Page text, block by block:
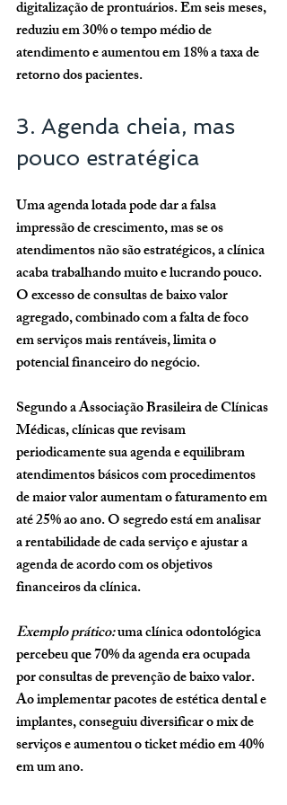
digitalização de prontuários. Em seis meses,
reduziu em 30% o tempo médio de
atendimento e aumentou em 18% a taxa de
retorno dos pacientes.
3. Agenda cheia, mas
pouco estratégica
Uma agenda lotada pode dar a falsa
impressão de crescimento, mas se os
atendimentos não são estratégicos, a clínica
acaba trabalhando muito e lucrando pouco.
O excesso de consultas de baixo valor
agregado, combinado com a falta de foco
em serviços mais rentáveis, limita o
potencial financeiro do negócio.
Segundo a Associação Brasileira de Clínicas
Médicas, clínicas que revisam
periodicamente sua agenda e equilibram
atendimentos básicos com procedimentos
de maior valor aumentam o faturamento em
até 25% ao ano. O segredo está em analisar
a rentabilidade de cada serviço e ajustar a
agenda de acordo com os objetivos
financeiros da clínica.
Exemplo prático: uma clínica odontológica
percebeu que 70% da agenda era ocupada
por consultas de prevenção de baixo valor.
Ao implementar pacotes de estética dental e
implantes, conseguiu diversificar o mix de
serviços e aumentou o ticket médio em 40%
em um ano.